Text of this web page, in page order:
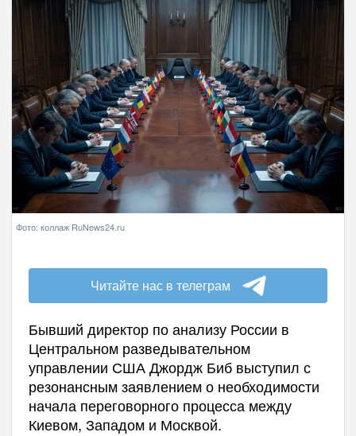
Фото: коллаж RuNews24.ru
Читайте нас в телеграм
Бывший директор по анализу России в
Центральном разведывательном
управлении США Джордж Биб выступил с
резонансным заявлением о необходимости
начала переговорного процесса между
Киевом, Западом и Москвой.